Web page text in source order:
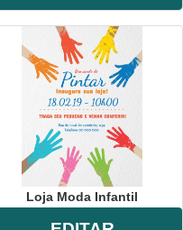
Loja Moda Infantil